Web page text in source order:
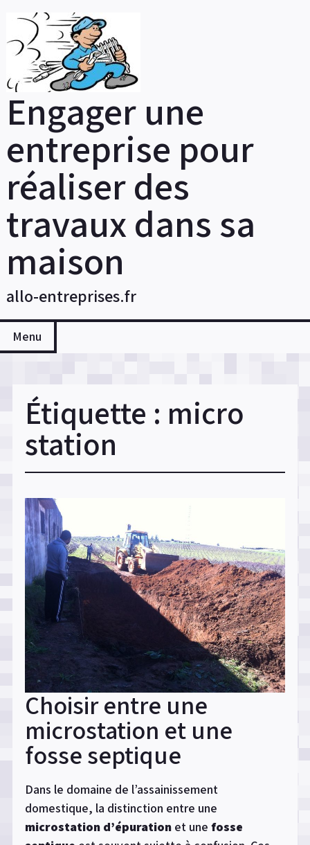
content
Engager une
entreprise pour
réaliser des
travaux dans sa
maison
allo-entreprises.fr
Menu
Étiquette : micro
station
Choisir entre une
microstation et une
fosse septique
Dans le domaine de l’assainissement
domestique, la distinction entre une
microstation d’épuration et une fosse